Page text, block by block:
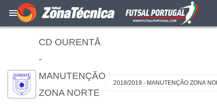
CD OURENTÃ
-
MANUTENÇÃO
ZONA NORTE
2018/2019 - MANUTENÇÃO ZONA